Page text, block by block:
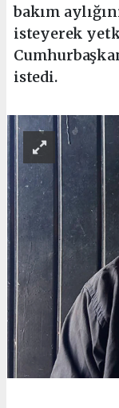
bakım
isteyerek
istedi.